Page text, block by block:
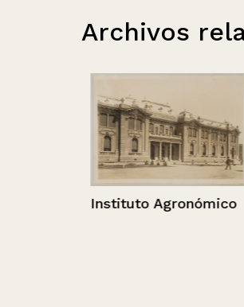
Archivos
Instituto Agronómico